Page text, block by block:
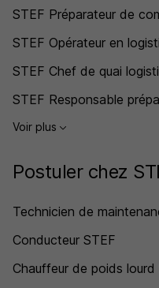
STEF Préparateur de
STEF Opérateur en
STEF Chef de quai
STEF Responsable
Voir plus
Postuler chez
Technicien de
Conducteur STEF
Chauffeur de poids lourd